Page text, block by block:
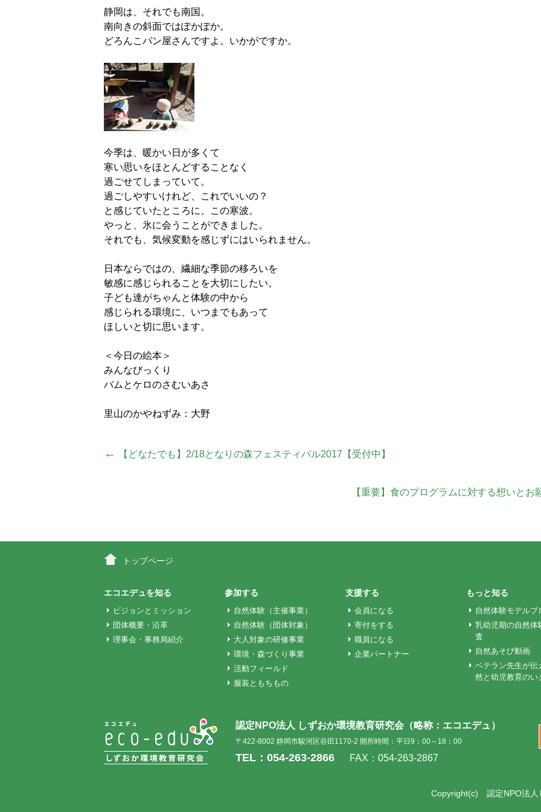
静岡は、それでも南国。
南向きの斜面ではぽかぽか。
どろんこパン屋さんですよ。いかがですか。
今季は、暖かい日が多くて
寒い思いをほとんどすることなく
過ごせてしまっていて。
過ごしやすいけれど、これでいいの？
と感じていたところに、この寒波。
やっと、氷に会うことができました。
それでも、気候変動を感じずにはいられません。
日本ならではの、繊細な季節の移ろいを
敏感に感じられることを大切にしたい。
子ども達がちゃんと体験の中から
感じられる環境に、いつまでもあって
ほしいと切に思います。
＜今日の絵本＞
みんなびっくり
バムとケロのさむいあさ
里山のかやねずみ：大野
投
ビ
ゲ
ー
ョ
ン
← 【どなたでも】2/18となりの森フェスティバル2017【受付中】
【重要】食のプログラムに対する想いとお
トップページ
エコエデュを知る
ビジョンとミッション
団体概要・沿革
理事会・事務局紹介
参加する
自然体験（主催事業）
自然体験（団体対象）
大人対象の研修事業
環境・森づくり事業
活動フィールド
服装ともちもの
支援する
会員になる
寄付をする
職員になる
企業パートナー
もっと知る
自然体験モデルプ
乳幼児期の自然体
査
自然あそび動画
ベテラン先生が伝
然と幼児教育のい
認定NPO法人 しずおか環境教育研究会 （略称：エコエデュ）
〒422-8002 静岡市駿河区谷田1170-2 開所時間：平日9：00～18：00
TEL： 054-263-2866 FAX：054-263-2867
Copyright(c) 認定NPO法